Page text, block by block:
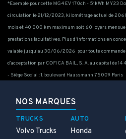
*Exemple pour cette MG4 EV 170ch - 51kWh MY23
circulation le 21/12/2023, kilométrage actuel de
mois et 40 000 km maximum soit 60 loyers
prestations facultatives. Plus d'informations en
valable jusqu'au 30/06/2026 pour toute commande
d’acceptation par COFICA BAIL, S. A. au capital de
- Siège Social : 1, boulevard Haussmann 75009 Paris
NOS MARQUES
TRUCKS
Volvo Trucks
AUTO
Honda